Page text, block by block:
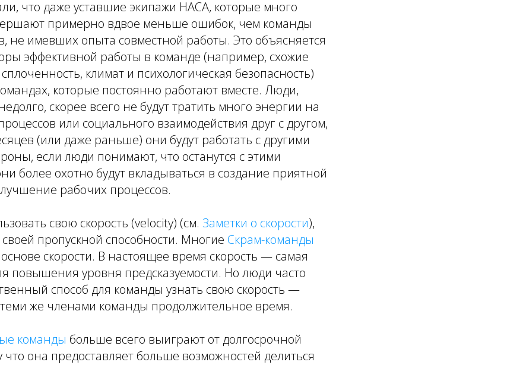
что даже уставшие экипажи НАСА, которые много
примерно вдвое меньше ошибок, чем команды
не имевших опыта совместной работы. Это объясняется
эффективной работы в команде (например, схожие
климат и психологическая безопасность)
которые постоянно работают вместе. Люди,
скорее всего не будут тратить много энергии на
или социального взаимодействия друг с другом,
(или даже раньше) они будут работать с другими
если люди понимают, что останутся с этими
более охотно будут вкладываться в создание приятной
рабочих процессов.
свою скорость (velocity) (см. Заметки о скорости),
пропускной способности. Многие Скрам-команды
скорости. В настоящее время скорость — самая
повышения уровня предсказуемости. Но люди часто
способ для команды узнать свою скорость —
же членами команды продолжительное время.
команды больше всего выиграют от долгосрочной
что она предоставляет больше возможностей делиться